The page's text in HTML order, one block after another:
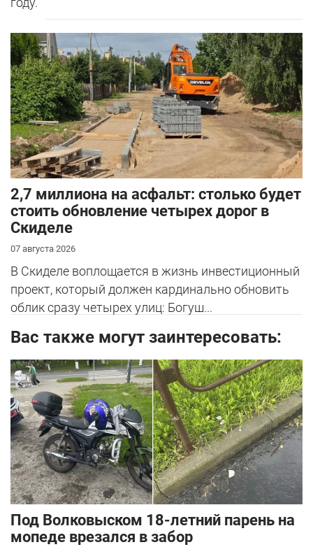
2,7 миллиона на асфальт: столько будет
стоить обновление четырех дорог в
Скиделе
07 августа 2026
В Скиделе воплощается в жизнь инвестиционный
проект, который должен кардинально обновить
облик сразу четырех улиц: Богуш...
Вас также могут заинтересовать:
Под Волковыском 18-летний парень на
мопеде врезался в забор